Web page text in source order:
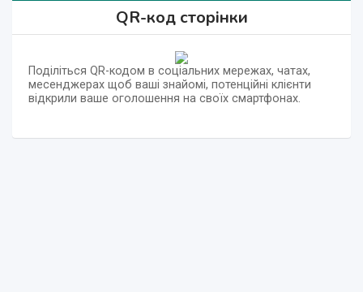
QR-код сторінки
Поділіться QR-кодом в соціальних мережах, чатах,
месенджерах щоб ваші знайомі, потенційні клієнти
відкрили ваше оголошення на своїх смартфонах.